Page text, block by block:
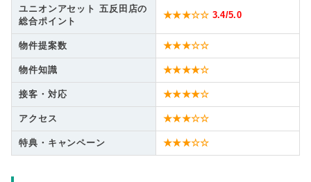
ユニオンアセット 五反田店の
総合ポイント
★★★☆☆ 3.4/5.0
物件提案数 ★★★☆☆
物件知識 ★★★★☆
接客・対応 ★★★★☆
アクセス ★★★☆☆
特典・キャンペーン ★★★☆☆